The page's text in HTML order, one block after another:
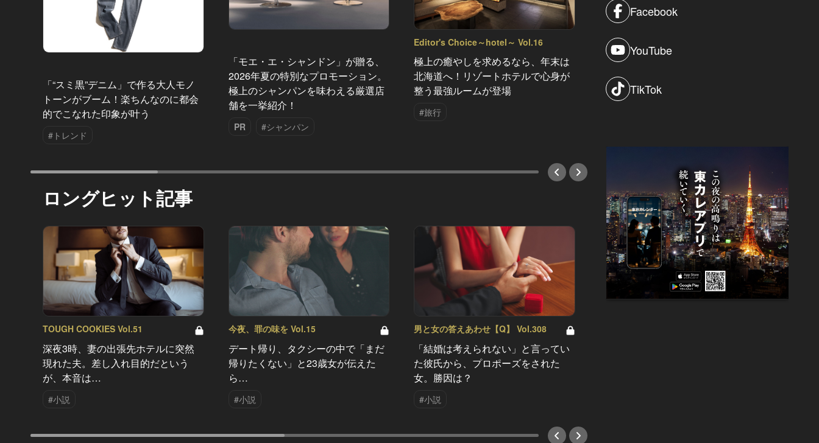
「“スミ黒”デニム」で作る大人モノ
トーンがブーム！楽ちんなのに都会
的でこなれた印象が叶う
#トレンド
「モエ・エ・シャンドン」が贈る、
2026年夏の特別なプロモーション。
極上のシャンパンを味わえる厳選店
舗を一挙紹介！
PR #シャンパン
Editor's Choice～hotel～ Vol.16
極上の癒やしを求めるなら、年末は
北海道へ！リゾートホテルで心身が
整う最強ルームが登場
#旅行
リアル東カレ女子1週間コーデ Vol.5
リアル東カレ女子1週間コーデ：つ
いに来た華金デート！会員制シャン
ロングヒット記事
TOUGH COOKIES Vol.51
深夜3時、妻の出張先ホテルに突然
現れた夫。差し入れ目的だという
が、本音は…
#小説
今夜、罪の味を Vol.15
デート帰り、タクシーの中で「まだ
帰りたくない」と23歳女が伝えた
ら…
#小説
男と女の答えあわせ【Q】 Vol.308
「結婚は考えられない」と言ってい
た彼氏から、プロポーズをされた
女。勝因は？
#小説
Facebook
YouTube
TikTok